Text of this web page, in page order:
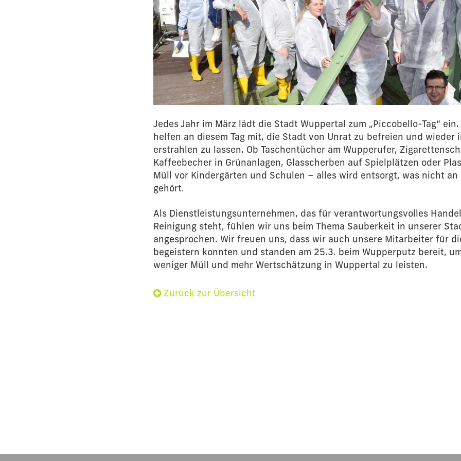
Jedes Jahr im März lädt die Stadt Wuppertal zum „Piccobello-Tag“
helfen an diesem Tag mit, die Stadt von Unrat zu befreien und wieder
erstrahlen zu lassen. Ob Taschentücher am Wupperufer,
Kaffeebecher in Grünanlagen, Glasscherben auf Spielplätzen oder
Müll vor Kindergärten und Schulen – alles wird entsorgt, was nicht
gehört.
Als Dienstleistungsunternehmen, das für verantwortungsvolles
Reinigung steht, fühlen wir uns beim Thema Sauberkeit in unserer
angesprochen. Wir freuen uns, dass wir auch unsere Mitarbeiter für
begeistern konnten und standen am 25.3. beim Wupperputz bereit,
weniger Müll und mehr Wertschätzung in Wuppertal zu leisten.
Zurück zur Übersicht